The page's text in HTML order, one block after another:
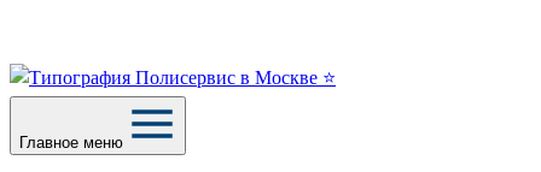
Главное меню